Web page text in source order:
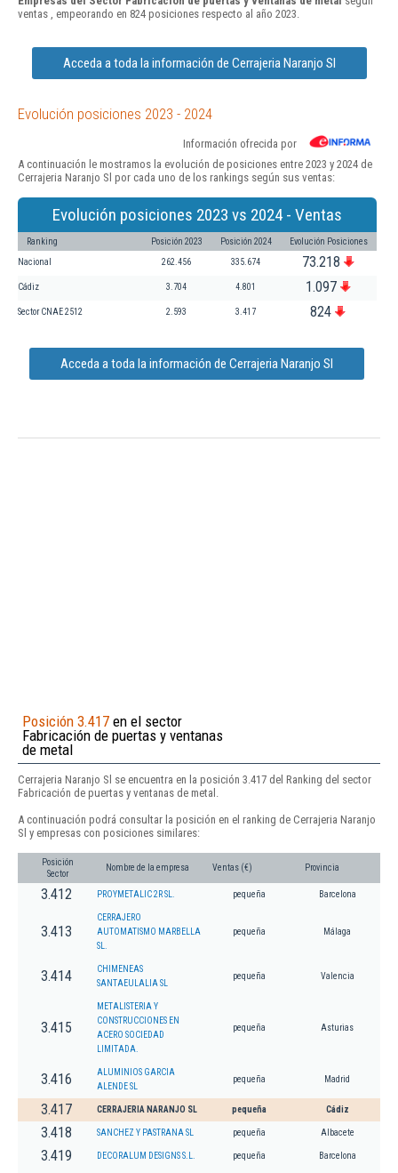
ventas , empeorando en 824 posiciones respecto al año 2023.
Acceda a toda la información de Cerrajeria Naranjo Sl
Evolución posiciones 2023 - 2024
Información ofrecida por
A continuación le mostramos la evolución de posiciones entre 2023 y 2024 de
Cerrajeria Naranjo Sl por cada uno de los rankings según sus ventas:
Evolución posiciones 2023 vs 2024 - Ventas
Ranking Posición 2023 Posición 2024 Evolución Posiciones
Nacional 262.456 335.674 73.218
Cádiz 3.704 4.801 1.097
Sector CNAE 2512 2.593 3.417 824
Acceda a toda la información de Cerrajeria Naranjo Sl
Posición 3.417 en el sector
Fabricación de puertas y ventanas
de metal
Cerrajeria Naranjo Sl se encuentra en la posición 3.417 del Ranking del sector
Fabricación de puertas y ventanas de metal.
A continuación podrá consultar la posición en el ranking de Cerrajeria Naranjo
Sl y empresas con posiciones similares:
Posición
Sector
Nombre de la empresa Ventas (€) Provincia
3.412 PROYMETALIC 2R SL. pequeña Barcelona
3.413
CERRAJERO
AUTOMATISMO MARBELLA
SL.
pequeña Málaga
3.414
CHIMENEAS
SANTAEULALIA SL
pequeña Valencia
3.415
METALISTERIA Y
CONSTRUCCIONES EN
ACERO SOCIEDAD
LIMITADA.
pequeña Asturias
3.416
ALUMINIOS GARCIA
ALENDE SL
pequeña Madrid
3.417 CERRAJERIA NARANJO SL pequeña Cádiz
3.418 SANCHEZ Y PASTRANA SL pequeña Albacete
3.419 DECORALUM DESIGNS S.L. pequeña Barcelona